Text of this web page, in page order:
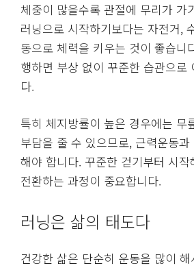
체중이 많을수록 관절에 무리가 가
러닝으로 시작하기보다는 자전거,
동으로 체력을 키우는 것이 좋습니
행하면 부상 없이 꾸준한 습관으로
다.
특히 체지방률이 높은 경우에는 무
부담을 줄 수 있으므로, 근력운동
해야 합니다. 꾸준한 걷기부터 시
전환하는 과정이 중요합니다.
러닝은 삶의 태도다
건강한 삶은 단순히 운동을 많이